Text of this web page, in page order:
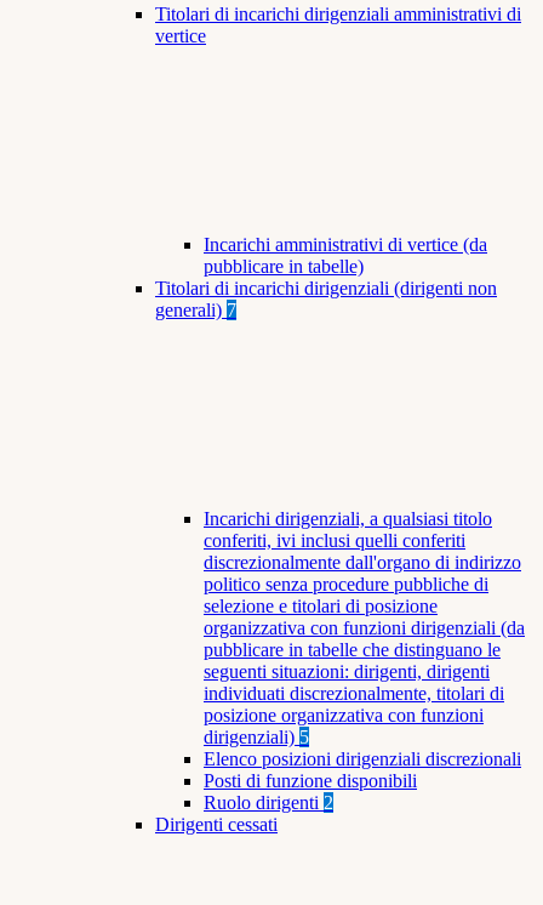
Titolari di incarichi dirigenziali amministrativi di
vertice
Incarichi amministrativi di vertice (da
pubblicare in tabelle)
Titolari di incarichi dirigenziali (dirigenti non
generali) 7
Incarichi dirigenziali, a qualsiasi titolo
conferiti, ivi inclusi quelli conferiti
discrezionalmente dall'organo di indirizzo
politico senza procedure pubbliche di
selezione e titolari di posizione
organizzativa con funzioni dirigenziali (da
pubblicare in tabelle che distinguano le
seguenti situazioni: dirigenti, dirigenti
individuati discrezionalmente, titolari di
posizione organizzativa con funzioni
dirigenziali) 5
Elenco posizioni dirigenziali discrezionali
Posti di funzione disponibili
Ruolo dirigenti 2
Dirigenti cessati